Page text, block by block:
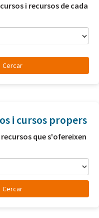
i recursos de cada
i cursos propers
que s'ofereixen